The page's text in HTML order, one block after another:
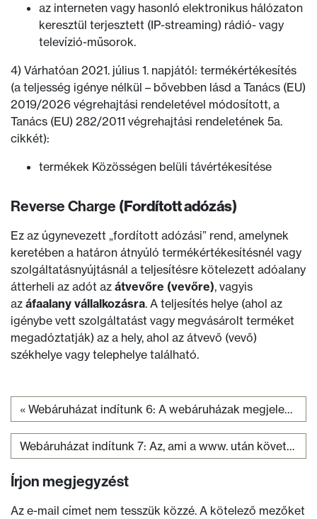
az interneten vagy hasonló elektronikus hálózaton
keresztül terjesztett (IP-streaming) rádió- vagy
televízió-műsorok.
4) Várhatóan 2021. július 1. napjától: termékértékesítés
(a teljesség igénye nélkül – bővebben lásd a Tanács (EU)
2019/2026 végrehajtási rendeletével módosított, a
Tanács (EU) 282/2011 végrehajtási rendeletének 5a.
cikkét):
termékek Közösségen belüli távértékesítése
Reverse Charge (Fordított adózás)
Ez az úgynevezett „fordított adózási” rend, amelynek
keretében a határon átnyúló termékértékesítésnél vagy
szolgáltatásnyújtásnál a teljesítésre kötelezett adóalany
átterheli az adót az átvevőre (vevőre), vagyis
az áfaalany vállalkozásra. A teljesítés helye (ahol az
igénybe vett szolgáltatást vagy megvásárolt terméket
megadóztatják) az a hely, ahol az átvevő (vevő)
székhelye vagy telephelye található.
Bejegyzés navigáció
« Webáruházat indítunk 6: A webáruházak megjelenésének öt jellemzője, amelyek mindig működnek
Webáruházat indítunk 7: Az, ami a www. után következik, avagy domainnevet keresünk
Írjon megjegyzést
Az e-mail címet nem tesszük közzé. A kötelező mezőket